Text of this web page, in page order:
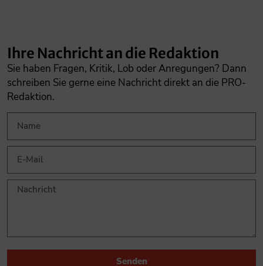
Ihre Nachricht an die Redaktion
Sie haben Fragen, Kritik, Lob oder Anregungen? Dann
schreiben Sie gerne eine Nachricht direkt an die PRO-
Redaktion.
Senden